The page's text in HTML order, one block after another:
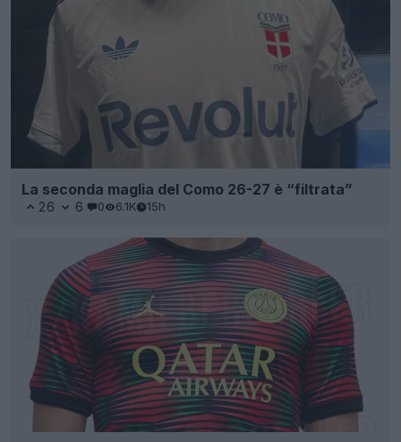
La seconda maglia del Como 26-27 è “filtrata”
26 6 0 6.1K 15h